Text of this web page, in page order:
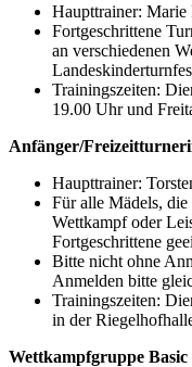
Haupttrainer:
Fortgeschrittene
an verschiedenen
Trainingszeiten:
19.00 Uhr und
Anfänger/
Haupttrainer:
Für alle Mädels,
Wettkampf oder
Fortgeschrittene
Bitte nicht ohne
Anmelden bitte
Trainingszeiten:
in der
Wettkampfgruppe Basic